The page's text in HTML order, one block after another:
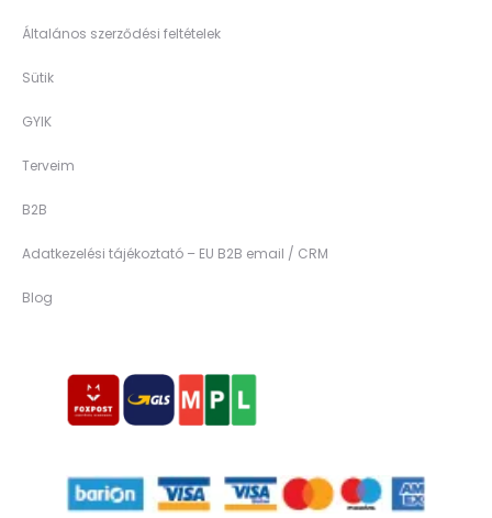
Általános szerződési feltételek
Sütik
GYIK
Terveim
B2B
Adatkezelési tájékoztató – EU B2B email / CRM
Blog